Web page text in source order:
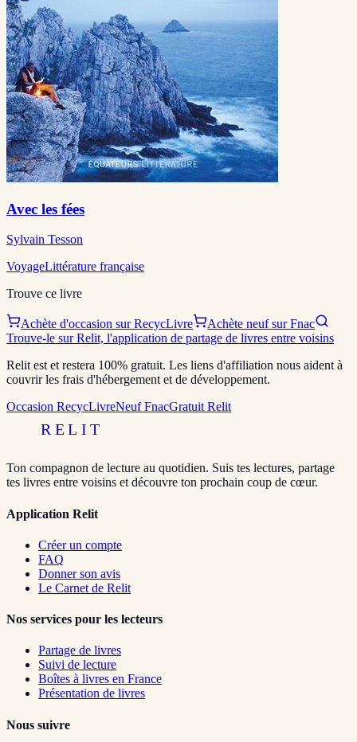
Avec les fées
Sylvain Tesson
VoyageLittérature française
Trouve ce livre
Achète d'occasion sur RecycLivre
Achète neuf sur Fnac
Trouve-le sur Relit, l'application de partage de livres entre voisins
Relit est et restera 100% gratuit. Les liens d'affiliation nous aident à
couvrir les frais d'hébergement et de développement.
Occasion RecycLivreNeuf FnacGratuit Relit
RELIT
Ton compagnon de lecture au quotidien. Suis tes lectures, partage
tes livres entre voisins et découvre ton prochain coup de cœur.
Application Relit
Créer un compte
FAQ
Donner son avis
Le Carnet de Relit
Nos services pour les lecteurs
Partage de livres
Suivi de lecture
Boîtes à livres en France
Présentation de livres
Nous suivre